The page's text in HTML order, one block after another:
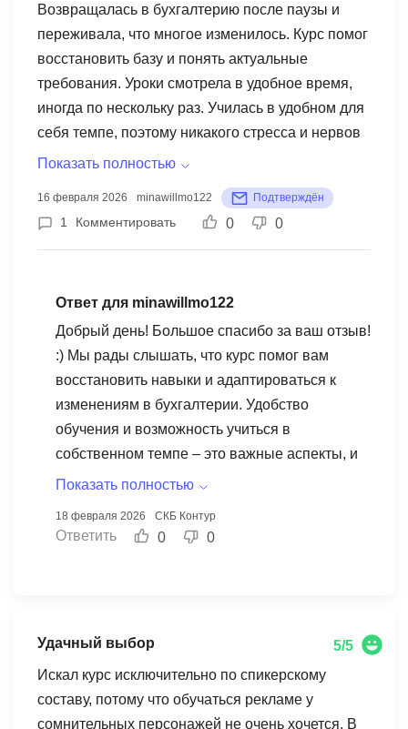
Возвращалась в бухгалтерию после паузы и
переживала, что многое изменилось. Курс помог
восстановить базу и понять актуальные
требования. Уроки смотрела в удобное время,
иногда по нескольку раз. Училась в удобном для
себя темпе, поэтому никакого стресса и нервов
не было. По результату выдали официальный
Показать полностью
16 февраля 2026 minawillmo122 Подтверждён
1 Комментировать 0 0
Ответ для minawillmo122
Добрый день! Большое спасибо за ваш отзыв!
:) Мы рады слышать, что курс помог вам
восстановить навыки и адаптироваться к
изменениям в бухгалтерии. Удобство
обучения и возможность учиться в
собственном темпе – это важные аспекты, и
мы рады, что вы смогли ими
Показать полностью
18 февраля 2026 СКБ Контур
Ответить 0 0
Удачный выбор
5/5
Искал курс исключительно по спикерскому
составу, потому что обучаться рекламе у
сомнительных персонажей не очень хочется. В